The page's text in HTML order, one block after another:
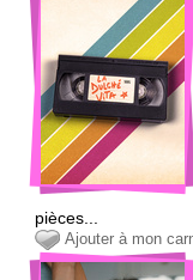
pièces...
Ajouter à mon